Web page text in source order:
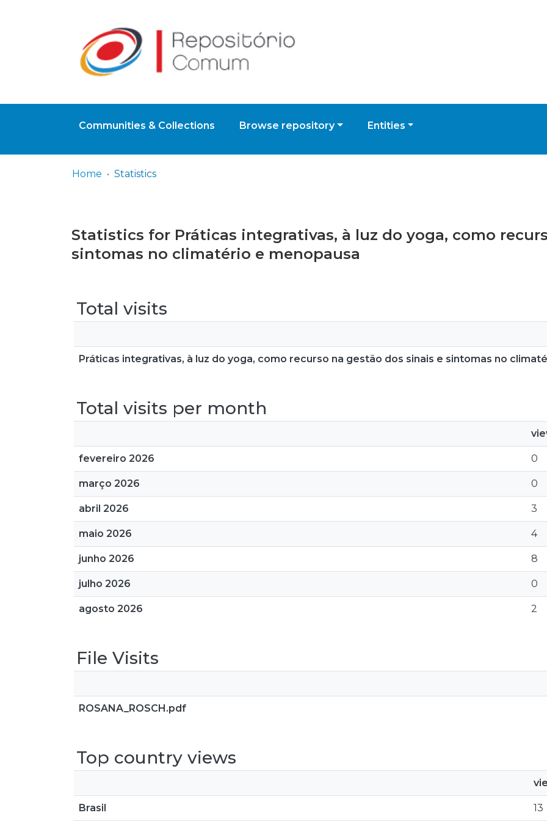
Communities & Collections Browse repository Entities
Home Statistics
Statistics for Práticas integrativas, à luz do yoga, como
sintomas no climatério e menopausa
Total visits
Práticas integrativas, à luz do yoga, como recurso na gestão dos sinais e sintomas no
Total visits per month
fevereiro 2026 0
março 2026 0
abril 2026 3
maio 2026 4
junho 2026 8
julho 2026 0
agosto 2026 2
File Visits
ROSANA_ROSCH.pdf
Top country views
Brasil 13